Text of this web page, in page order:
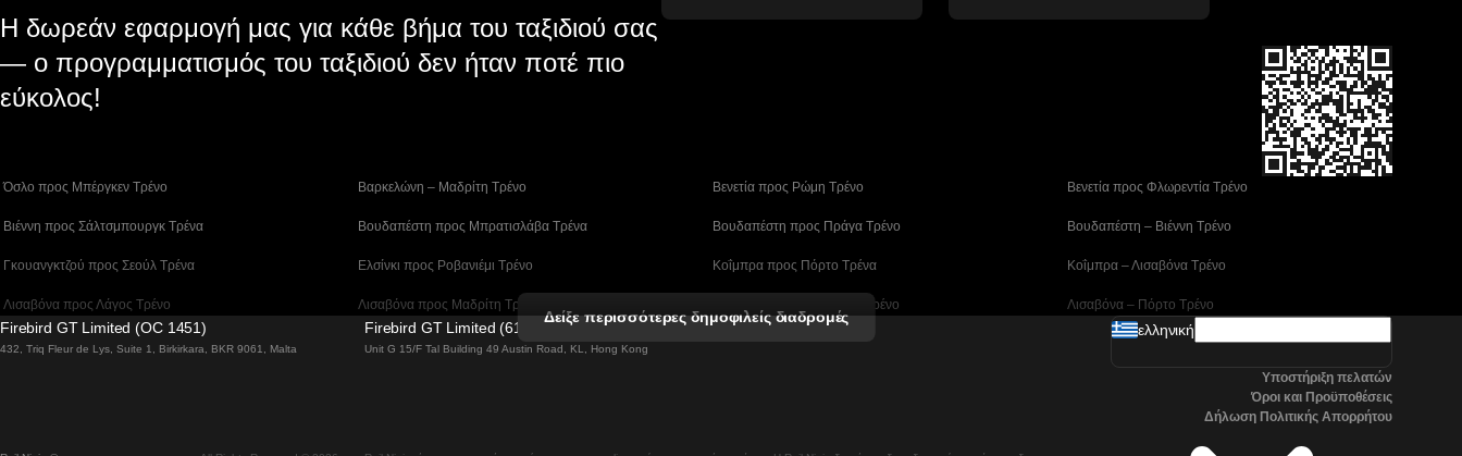
Η δωρεάν εφαρμογή μας για κάθε βήμα του ταξιδιού σας
— ο προγραμματισμός του ταξιδιού δεν ήταν ποτέ πιο
εύκολος!
Όσλο προς Μπέργκεν Tρένο Βαρκελώνη – Μαδρίτη Tρένο Βενετία προς Ρώμη Τρένο Βενετία προς Φλωρεντία Τρένο
Βιέννη προς Σάλτσμπουργκ Τρένα Βουδαπέστη προς Μπρατισλάβα Τρένα Βουδαπέστη προς Πράγα Tρένο Βουδαπέστη – Βιέννη Tρένο
Γκουανγκτζού προς Σεούλ Τρένα Ελσίνκι προς Ροβανιέμι Τρένο Κοΐμπρα προς Πόρτο Τρένα Κοΐμπρα – Λισαβόνα Τρένο
Λισαβόνα προς Λάγος Tρένο Λισαβόνα προς Μαδρίτη Τρένα Λισαβόνα – Αλμπουφέιρα Τρένο Λισαβόνα – Πόρτο Tρένο
Λισαβόνα – Φάρο Τρένο Λονδίνο – Εδιμβούργο Tρένο Μαδρίτη προς Αλικάντε Τρένα
Στοκχόλμη προς Γκέτεμποργκ Τρένα
Δείξε περισσότερες δημοφιλείς διαδρομές
Firebird GT Limited (OC 1451)
432, Triq Fleur de Lys, Suite 1, Birkirkara, BKR 9061, Malta
Firebird GT Limited (61211989)
Unit G 15/F Tal Building 49 Austin Road, KL, Hong Kong
ελληνική
Υποστήριξη πελατών
Όροι και Προϋποθέσεις
Δήλωση Πολιτικής Απορρήτου